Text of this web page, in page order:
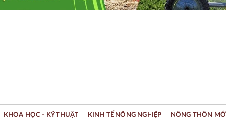
KHOA HỌC - KỸ THUẬT KINH TẾ NÔNG NGHIỆP NÔNG THÔN MỚI